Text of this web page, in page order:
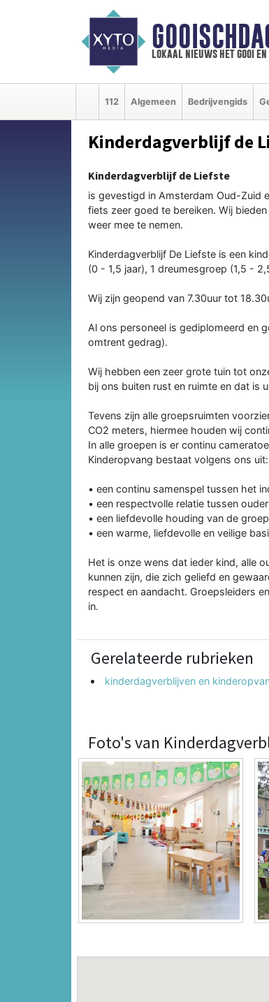
lokaal nieuws het gooi en
112 Algemeen Bedrijvengids
Kinderdagverblijf de
Kinderdagverblijf de Liefste
is gevestigd in Amsterdam Oud-Zuid
fiets zeer goed te bereiken. Wij
weer mee te nemen.
Kinderdagverblijf De Liefste is een
(0 - 1,5 jaar), 1 dreumesgroep (1,5 -
Wij zijn geopend van 7.30uur tot
Al ons personeel is gediplomeerd en
omtrent gedrag).
Wij hebben een zeer grote tuin tot
bij ons buiten rust en ruimte en dat is
Tevens zijn alle groepsruimten
CO2 meters, hiermee houden wij
In alle groepen is er continu
Kinderopvang bestaat volgens ons uit:
• een continu samenspel tussen het
• een respectvolle relatie tussen
• een liefdevolle houding van de
• een warme, liefdevolle en veilige
Het is onze wens dat ieder kind, alle
kunnen zijn, die zich geliefd en
respect en aandacht. Groepsleiders
in.
Gerelateerde rubrieken
kinderdagverblijven en
Foto's van